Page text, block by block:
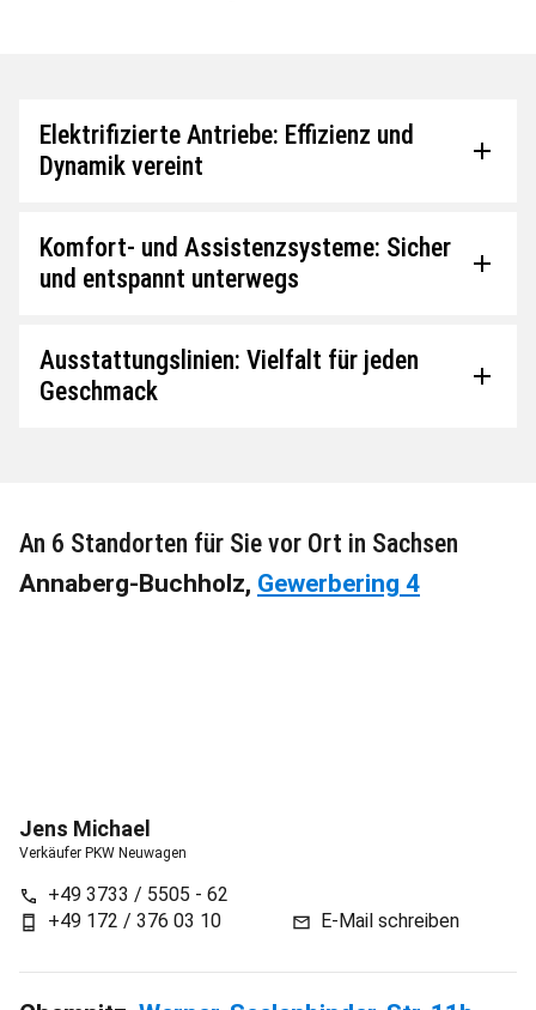
Elektrifizierte Antriebe: Effizienz und
Komfort- und Assistenzsysteme: Sicher
An 6 Standorten für Sie vor Ort in Sachsen
JensMichael
Verkäufer PKW Neuwagen
phone_android +49 172 / 376 03 10 mail E-Mail schreiben